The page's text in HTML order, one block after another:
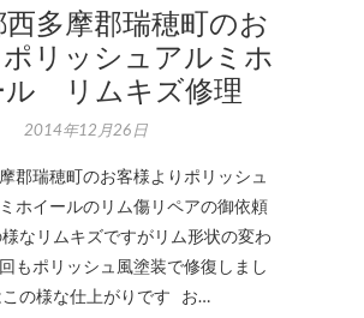
多摩郡瑞穂町のお
リッシュアルミホ
ル リムキズ修理
2014年12月26日
郡瑞穂町のお客様よりポリッシュ
ホイールのリム傷リペアの御依頼
なリムキズですがリム形状の変わ
もポリッシュ風塗装で修復しまし
この様な仕上がりです お…